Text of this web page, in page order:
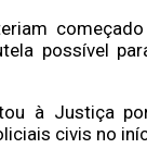
possível
à Justiça
civis no